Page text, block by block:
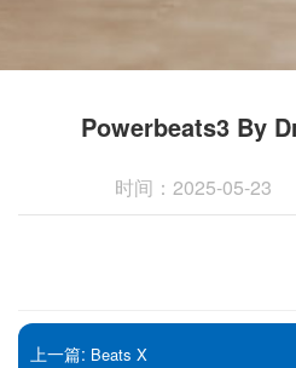
Powerbeats3 By
时间：2025-05-23
上一篇: Beats X